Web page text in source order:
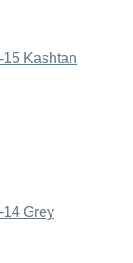
в нашому
переваги
15 Kashtan
14 Grey